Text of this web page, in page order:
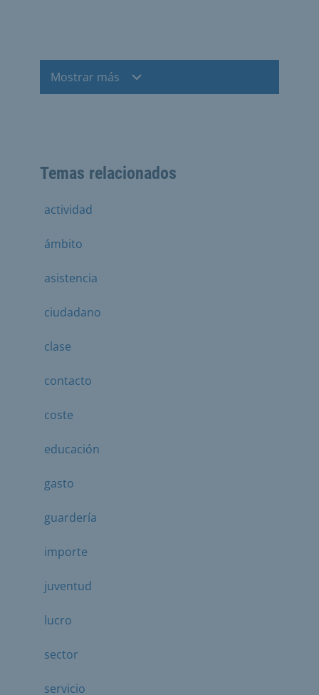
Mostrar más
Temas relacionados
actividad
ámbito
asistencia
ciudadano
clase
contacto
coste
educación
gasto
guardería
importe
juventud
lucro
sector
servicio